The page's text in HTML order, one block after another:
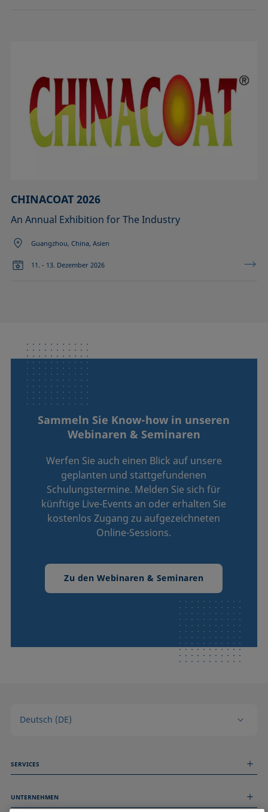
CHINACOAT 2026
An Annual Exhibition for The Industry
Guangzhou, China, Asien
11. - 13. Dezember 2026
Sammeln Sie Know-how in unseren
Webinaren & Seminaren
Werfen Sie auch einen Blick auf unsere
geplanten und stattgefundenen
Schulungstermine. Melden Sie sich für
künftige Live-Events an oder erhalten Sie
kostenlos Zugang zu aufgezeichneten
Online-Sessions.
Zu den Webinaren & Seminaren
Deutsch (DE)
SERVICES
Technischer Service
UNTERNEHMEN